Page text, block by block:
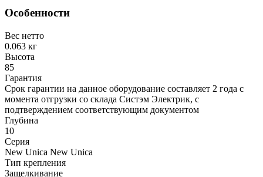
Особенности
Вес нетто
0.063 кг
Высота
85
Гарантия
Срок гарантии на данное оборудование составляет 2 года с
момента отгрузки со склада Систэм Электрик, с
подтверждением соответствующим документом
Глубина
10
Серия
New Unica New Unica
Тип крепления
Защелкивание